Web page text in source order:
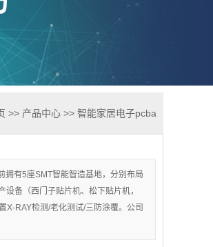
>> 产品中心 >> 智能家居电子pcba
拥有5座SMT智能智造基地，分别布局
备（西门子贴片机、松下贴片机，
X-RAY检测/老化测试/三防涂覆。公司